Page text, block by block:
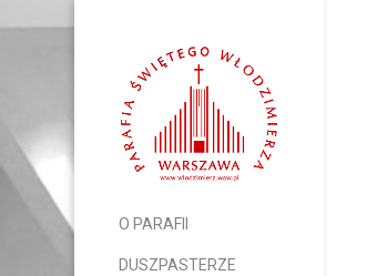
O PARAFII
DUSZPASTERZE